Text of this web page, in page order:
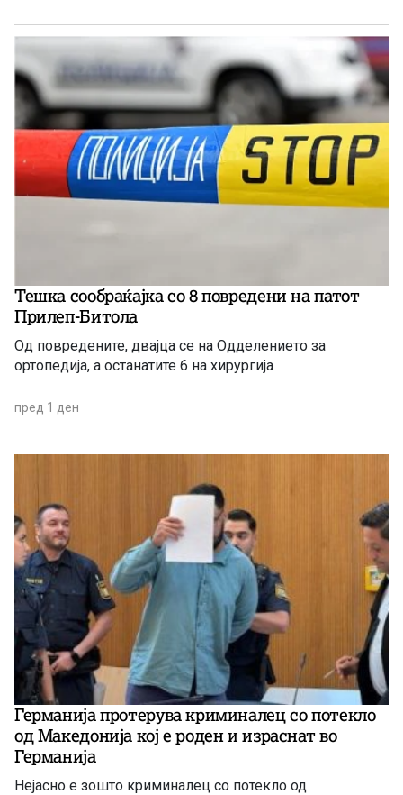
Тешка сообраќајка со 8 повредени на патот
Прилеп-Битола
Од повредените, двајца се на Одделението за
ортопедија, а останатите 6 на хирургија
пред 1 ден
Германија протерува криминалец со потекло
од Македонија кој е роден и израснат во
Германија
Нејасно е зошто криминалец со потекло од